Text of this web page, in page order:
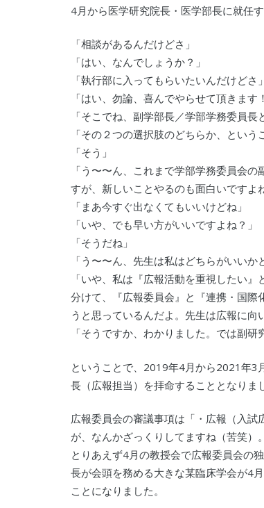
4月から医学研究院長・医学部長に就任
「相談があるんだけどさ」
「はい、なんでしょうか？」
「執行部に入ってもらいたいんだけどさ」
「はい、勿論、喜んでやらせて頂きます
「そこでね、副学部長／学部学務委員
「その２つの選択肢のどちらか、という
「そう」
「う〜〜ん、これまで学部学務委員会
すが、新しいことやるのも面白いですよ
「まあ今すぐ出なくてもいいけどね」
「いや、でも早い方がいいですよね？」
「そうだね」
「う〜〜ん、先生は私はどちらがいいか
「いや、私は『広報活動を重視したい
分けて、『広報委員会』と『連携・国
うと思っているんだよ。先生は広報に向
「そうですか、わかりました。では副
ということで、2019年4月から2021年3
長（広報担当）を拝命することとなりま
広報委員会の審議事項は「・広報（入
が、なんかざっくりしてますね（苦笑）。
とりあえず4月の教授会で広報委員会の
長が会頭を務める大きな某臨床学会が4
ことになりました。